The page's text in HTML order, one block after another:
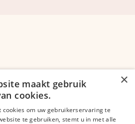
veranderen
×
maakt gebruik
cookies.
cookies om uw gebruikerservaring te
te gebruiken, stemt u in met alle